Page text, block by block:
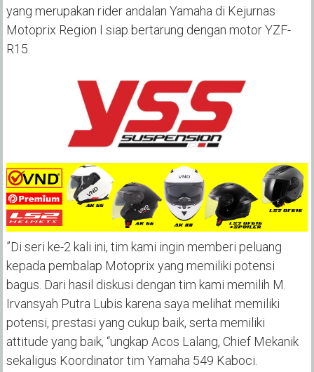
yang merupakan rider andalan Yamaha di Kejurnas
Motoprix Region I siap bertarung dengan motor YZF-
R15.
”Di seri ke-2 kali ini, tim kami ingin memberi peluang
kepada pembalap Motoprix yang memiliki potensi
bagus. Dari hasil diskusi dengan tim kami memilih M.
Irvansyah Putra Lubis karena saya melihat memiliki
potensi, prestasi yang cukup baik, serta memiliki
attitude yang baik, “ungkap Acos Lalang, Chief Mekanik
sekaligus Koordinator tim Yamaha 549 Kaboci.